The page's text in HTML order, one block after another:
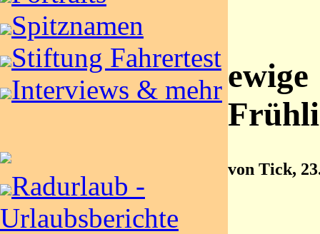
Spitznamen
Stiftung Fahrertest
Interviews & mehr
Radurlaub -
Urlaubsberichte
ewige
von Tick,